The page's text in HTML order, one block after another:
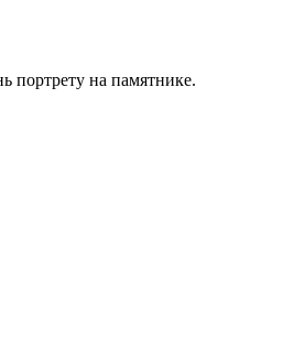
портрету на памятнике.